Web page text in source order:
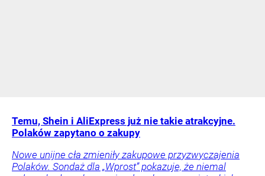
Temu, Shein i AliExpress już nie takie atrakcyjne.
Polaków zapytano o zakupy
Nowe unijne cła zmieniły zakupowe przyzwyczajenia
Polaków. Sondaż dla „Wprost” pokazuje, że niemal